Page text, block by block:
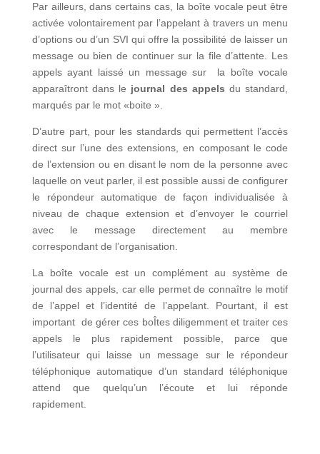
Par ailleurs, dans certains cas, la boîte vocale peut être
activée volontairement par l’appelant à travers un menu
d’options ou d’un SVI qui offre la possibilité de laisser un
message ou bien de continuer sur la file d’attente. Les
appels ayant laissé un message sur la boîte vocale
apparaîtront dans le journal des appels du standard,
marqués par le mot «boite ».
D’autre part, pour les standards qui permettent l’accès
direct sur l’une des extensions, en composant le code
de l’extension ou en disant le nom de la personne avec
laquelle on veut parler, il est possible aussi de configurer
le répondeur automatique de façon individualisée à
niveau de chaque extension et d’envoyer le courriel
avec le message directement au membre
correspondant de l’organisation.
La boîte vocale est un complément au système de
journal des appels, car elle permet de connaître le motif
de l’appel et l’identité de l’appelant. Pourtant, il est
important de gérer ces boÎtes diligemment et traiter ces
appels le plus rapidement possible, parce que
l’utilisateur qui laisse un message sur le répondeur
téléphonique automatique d’un standard téléphonique
attend que quelqu’un l’écoute et lui réponde
rapidement.